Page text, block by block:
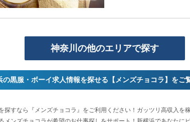
神奈川の他のエリアで探す
の黒服・ボーイ求人情報を探せる【メンズチョコラ】をご
探すなら『メンズチョコラ』をご利用ください！ガッツリ高収入を